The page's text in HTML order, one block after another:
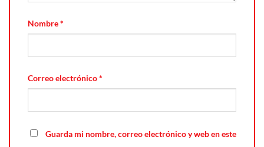
Nombre*
Correo electrónico*
Guarda mi nombre, correo electrónico y web en este